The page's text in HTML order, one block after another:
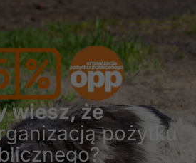
wiesz, że
pożytku